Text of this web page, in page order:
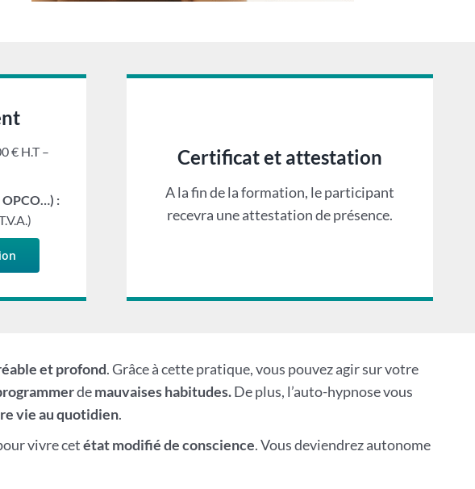
€ H.T –
:
Certificat et attestation
A la fin de la formation, le participant
recevra une attestation de présence.
et profond. Grâce à cette pratique, vous pouvez agir sur votre
demauvaises habitudes.De plus, l’auto-hypnose vous
vie au quotidien.
vivre cetétat modifié de conscience. Vous deviendrez autonome